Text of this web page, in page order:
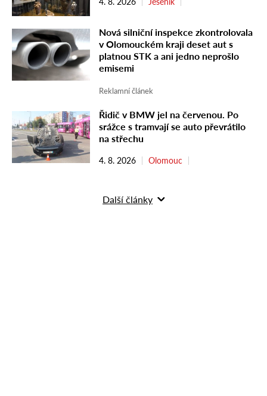
Nová silniční inspekce zkontrolovala
v Olomouckém kraji deset aut s
platnou STK a ani jedno neprošlo
emisemi
Reklamní článek
Řidič v BMW jel na červenou. Po
srážce s tramvají se auto převrátilo
na střechu
4. 8. 2026 Olomouc
Další články